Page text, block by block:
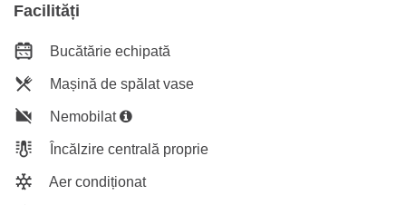
Facilități
Bucătărie echipată
Mașină de spălat vase
Nemobilat
Încălzire centrală proprie
Aer condiționat